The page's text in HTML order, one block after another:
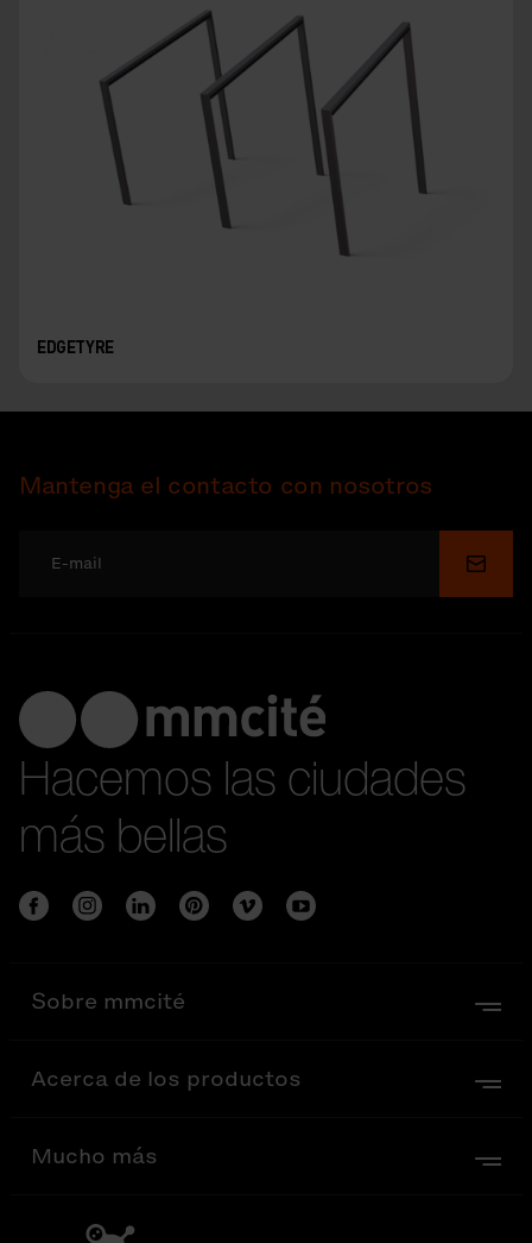
EDGETYRE
Mantenga el contacto con nosotros
Enviar
Hacemos las ciudades
más bellas
Sobre mmcité
Acerca de los productos
Mucho más